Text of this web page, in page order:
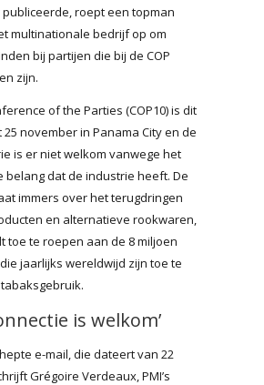
roept een topman
multinationale bedrijf op om
bij partijen die bij de COP
zijn.
of the Parties (COP10) is dit
november in Panama City en de
is er niet welkom vanwege het
belang dat de industrie heeft. De
immers over het terugdringen
en alternatieve rookwaren,
toe te roepen aan de 8 miljoen
jaarlijks wereldwijd zijn toe te
is welkom’
e-mail, die dateert van 22
Grégoire Verdeaux, PMI’s